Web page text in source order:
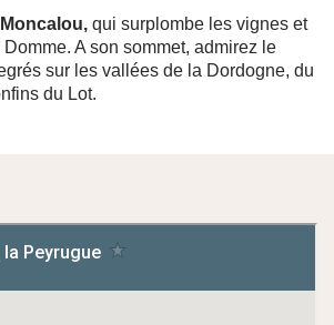
qui surplombe les vignes et
A son sommet, admirez le
sur les vallées de la Dordogne, du
du Lot.